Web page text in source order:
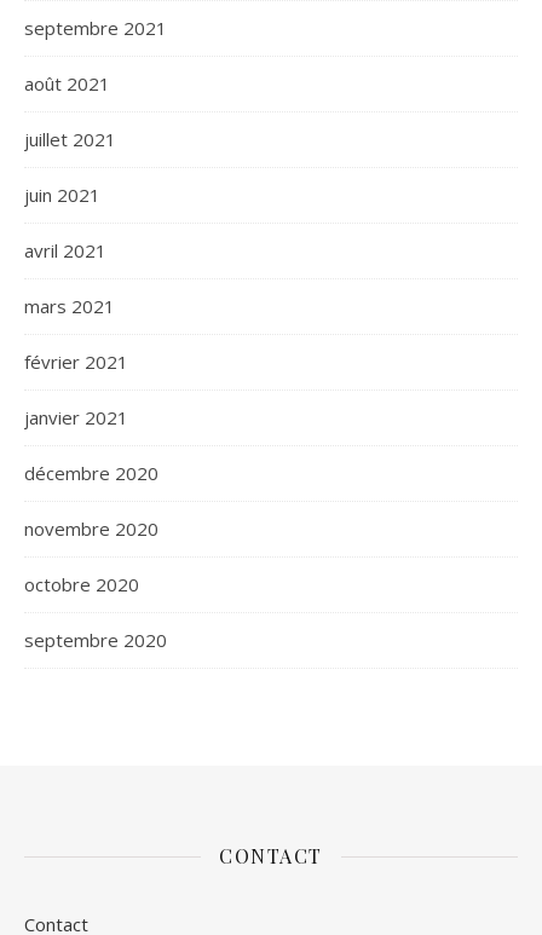
septembre 2021
août 2021
juillet 2021
juin 2021
avril 2021
mars 2021
février 2021
janvier 2021
décembre 2020
novembre 2020
octobre 2020
septembre 2020
CONTACT
Contact